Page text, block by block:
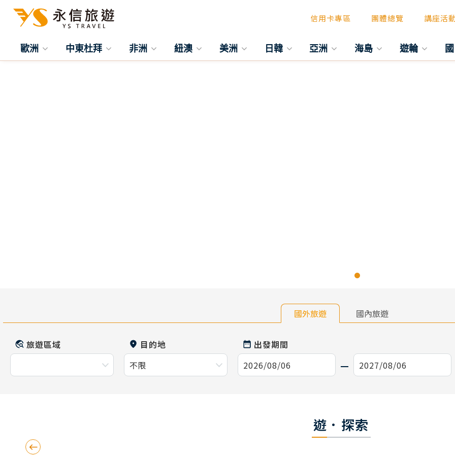
信用卡專區 團體總覽 講座活
歐洲 中東杜拜 非洲 紐澳 美洲 日韓 亞洲 海島 遊輪
國外旅遊 國內旅遊
旅遊區域 目的地 出發期間
遊．探索